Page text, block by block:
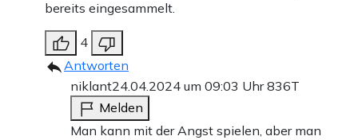
bereits eingesammelt.
4
Antworten
niklant24.04.2024 um 09:03 Uhr836T
Melden
Man kann mit der Angst spielen, aber man